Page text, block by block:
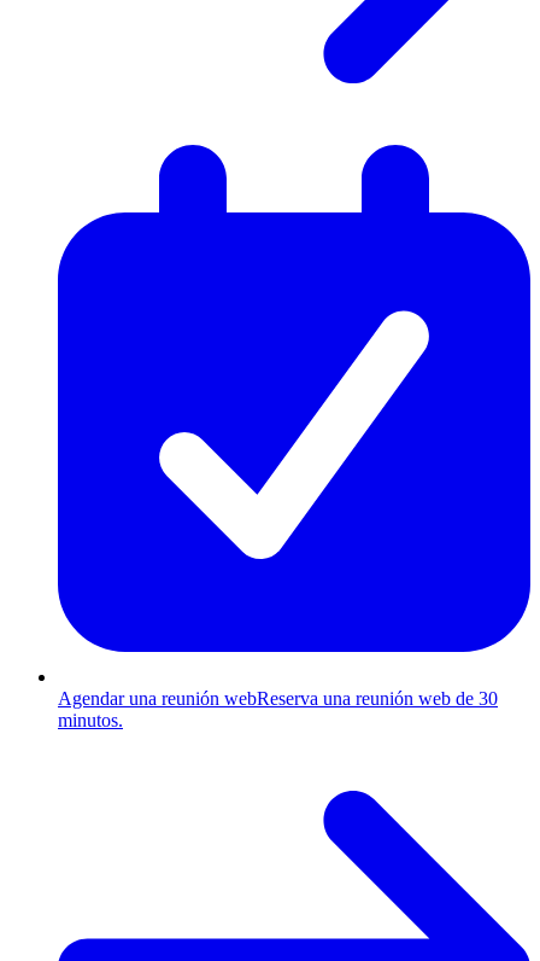
Agendar una reunión webReserva una reunión web de 30
minutos.